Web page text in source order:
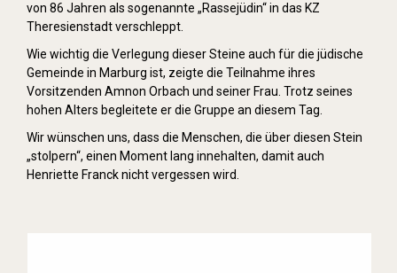
von 86 Jahren als sogenannte „Rassejüdin“ in das KZ
Theresienstadt verschleppt.
Wie wichtig die Verlegung dieser Steine auch für die jüdische
Gemeinde in Marburg ist, zeigte die Teilnahme ihres
Vorsitzenden Amnon Orbach und seiner Frau. Trotz seines
hohen Alters begleitete er die Gruppe an diesem Tag.
Wir wünschen uns, dass die Menschen, die über diesen Stein
„stolpern“, einen Moment lang innehalten, damit auch
Henriette Franck nicht vergessen wird.